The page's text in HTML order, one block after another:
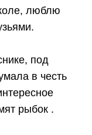
люблю
под
в честь
рыбок .